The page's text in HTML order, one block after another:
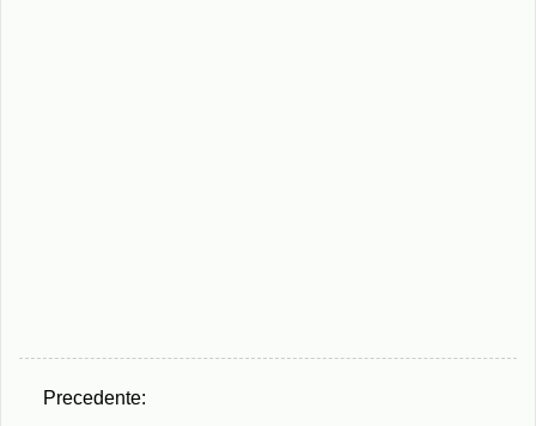
Precedente: